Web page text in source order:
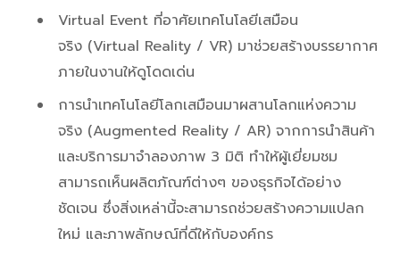
Virtual Event ที่อาศัยเทคโนโลยีเสมือน
จริง (Virtual Reality / VR) มาช่วยสร้างบรรยากาศ
ภายในงานให้ดูโดดเด่น
การนำเทคโนโลยีโลกเสมือนมาผสานโลกแห่งความ
จริง (Augmented Reality / AR) จากการนำสินค้า
และบริการมาจำลองภาพ 3 มิติ ทำให้ผู้เยี่ยมชม
สามารถเห็นผลิตภัณฑ์ต่างๆ ของธุรกิจได้อย่าง
ชัดเจน ซึ่งสิ่งเหล่านี้จะสามารถช่วยสร้างความแปลก
ใหม่ และภาพลักษณ์ที่ดีให้กับองค์กร